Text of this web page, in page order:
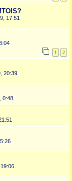
17:51
1 2
20:39
0:48